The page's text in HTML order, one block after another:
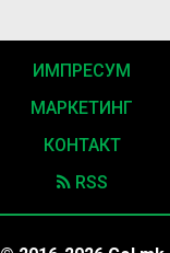
ИМПРЕСУМ
МАРКЕТИНГ
КОНТАКТ
RSS